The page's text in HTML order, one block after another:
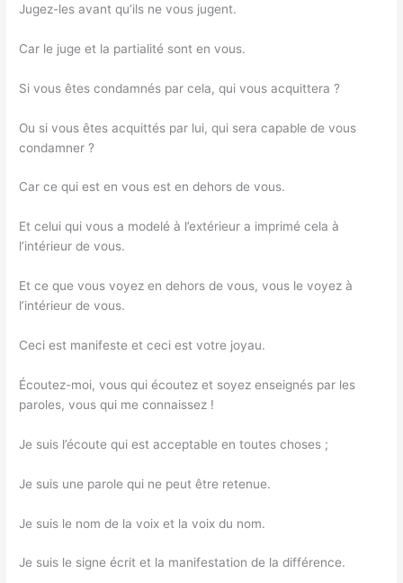
Jugez-les avant qu’ils ne vous jugent.
Car le juge et la partialité sont en vous.
Si vous êtes condamnés par cela, qui vous acquittera ?
Ou si vous êtes acquittés par lui, qui sera capable de vous
condamner ?
Car ce qui est en vous est en dehors de vous.
Et celui qui vous a modelé à l’extérieur a imprimé cela à
l’intérieur de vous.
Et ce que vous voyez en dehors de vous, vous le voyez à
l’intérieur de vous.
Ceci est manifeste et ceci est votre joyau.
Écoutez-moi, vous qui écoutez et soyez enseignés par les
paroles, vous qui me connaissez !
Je suis l’écoute qui est acceptable en toutes choses ;
Je suis une parole qui ne peut être retenue.
Je suis le nom de la voix et la voix du nom.
Je suis le signe écrit et la manifestation de la différence.